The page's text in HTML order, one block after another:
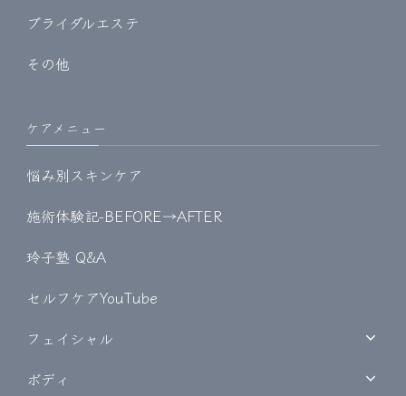
ブライダルエステ
その他
ケアメニュー
悩み別スキンケア
施術体験記-BEFORE→AFTER
玲子塾 Q&A
セルフケアYouTube
フェイシャル
ボディ